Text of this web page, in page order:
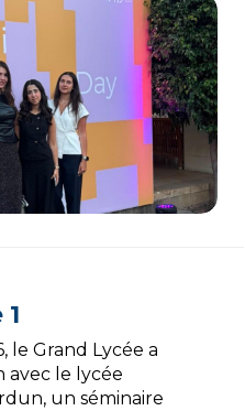
le Grand Lycée a
avec le lycée
un séminaire